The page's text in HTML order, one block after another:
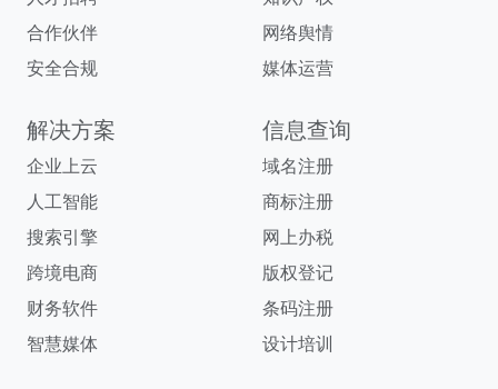
合作伙伴
安全合规
网络舆情
媒体运营
解决方案
企业上云
人工智能
搜索引擎
跨境电商
财务软件
智慧媒体
信息查询
域名注册
商标注册
网上办税
版权登记
条码注册
设计培训